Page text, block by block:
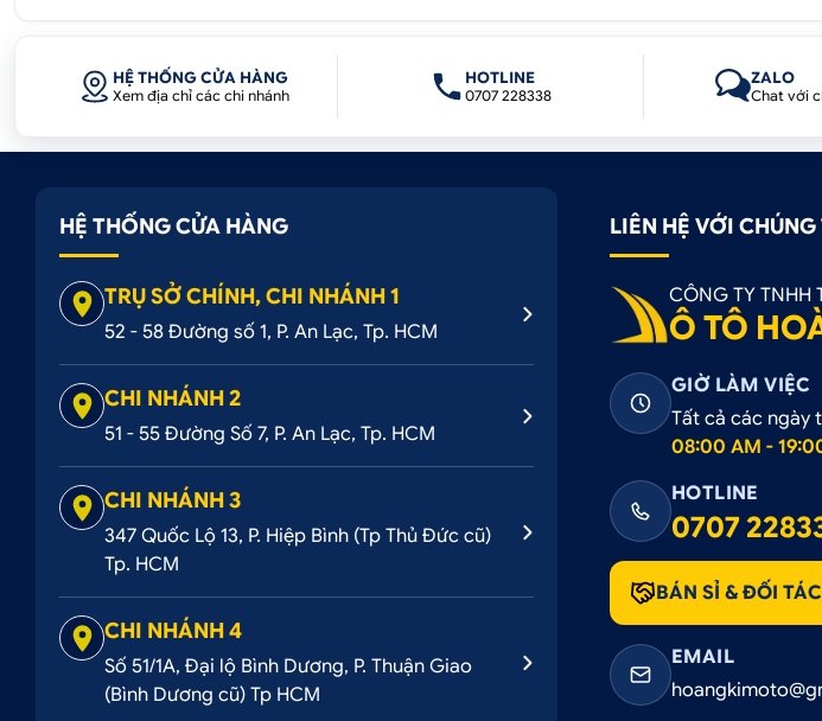
Cốc sạc Hoco E71
với khả năng hỗ trợ phát âm thanh là giải pháp hoàn hảo cho bạn.
năng nổi bật, sản phẩm này mang đến sự tiện ích và sự thoải mái trong khi lái xe.
1.2. Đặc điểm nổi bật của cốc sạc Hoco E71
Thiết kế nhỏ gọn:
Cốc sạc Hoco E71 với kích thước 76*52*40mm, trọng lượng:
mang theo trên ô tô của bạn.
Dễ dàng kết nối điện thoại:
Với Bluetooth 5.0 và chip JL JL 6966, cốc sạc E71 có
ổn định với các thiết bị di động của bạn. Bạn có thể dễ dàng kết nối điện thoại
âm nhạc từ điện thoại trong suốt hành trình lái xe của mình.
HỆ THỐNG CỬA HÀNG
Xem địa chỉ các chi nhánh
HOTLINE
0707 228338
ZALO
Chat với
HỆ THỐNG CỬA HÀNG
TRỤ SỞ CHÍNH, CHI NHÁNH 1
52 - 58 Đường số 1, P. An Lạc, Tp. HCM
CHI NHÁNH 2
51 - 55 Đường Số 7, P. An Lạc, Tp. HCM
CHI NHÁNH 3
347 Quốc Lộ 13, P. Hiệp Bình (Tp Thủ Đức cũ)
Tp. HCM
CHI NHÁNH 4
Số 51/1A, Đại lộ Bình Dương, P. Thuận Giao
(Bình Dương cũ) Tp HCM
LIÊN HỆ VỚI CHÚNG
CÔNG TY TNHH
Ô TÔ
GIỜ LÀM VIỆC
Tất cả các ngày
08:00 AM -
HOTLINE
0707
BÁN SỈ & ĐỐI
EMAIL